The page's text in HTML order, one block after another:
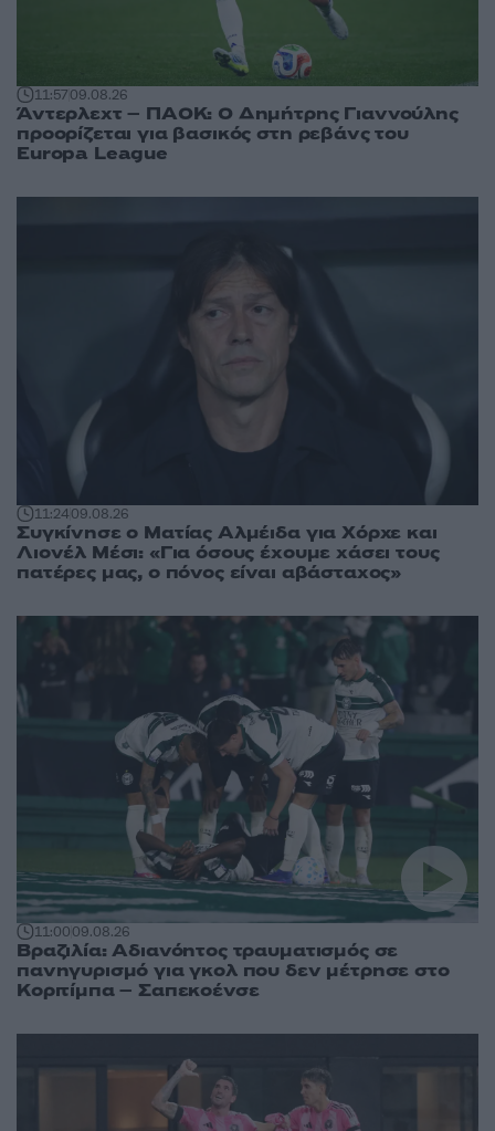
11:5709.08.26
Άντερλεχτ – ΠΑΟΚ: Ο Δημήτρης Γιαννούλης
προορίζεται για βασικός στη ρεβάνς του
Europa League
11:2409.08.26
Συγκίνησε ο Ματίας Αλμέιδα για Χόρχε και
Λιονέλ Μέσι: «Για όσους έχουμε χάσει τους
πατέρες μας, ο πόνος είναι αβάσταχος»
11:0009.08.26
Βραζιλία: Αδιανόητος τραυματισμός σε
πανηγυρισμό για γκολ που δεν μέτρησε στο
Κοριτίμπα – Σαπεκοένσε